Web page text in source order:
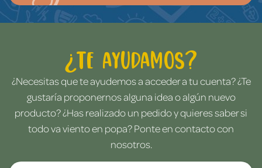
¿Te ayudamos?
¿Necesitas que te ayudemos a acceder a tu cuenta? ¿Te
gustaría proponernos alguna idea o algún nuevo
producto? ¿Has realizado un pedido y quieres saber si
todo va viento en popa? Ponte en contacto con
nosotros.